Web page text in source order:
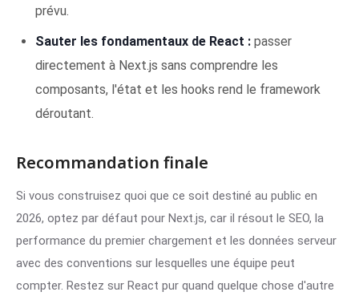
prévu.
Sauter les fondamentaux de React : passer
directement à Next.js sans comprendre les
composants, l'état et les hooks rend le framework
déroutant.
Recommandation finale
Si vous construisez quoi que ce soit destiné au public en
2026, optez par défaut pour Next.js, car il résout le SEO, la
performance du premier chargement et les données serveur
avec des conventions sur lesquelles une équipe peut
compter. Restez sur React pur quand quelque chose d'autre